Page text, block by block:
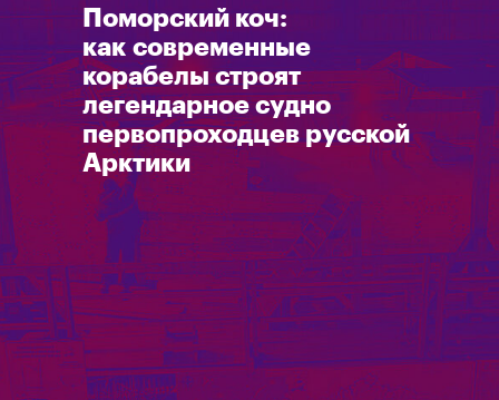
Поморский коч:
как современные
корабелы строят
легендарное судно
первопроходцев русской
Арктики